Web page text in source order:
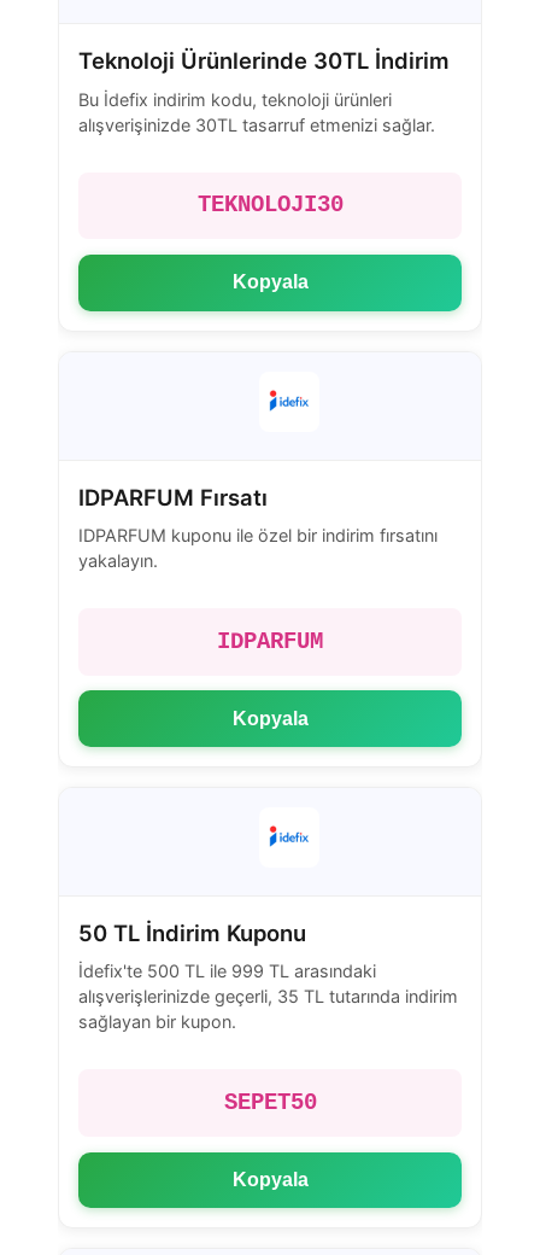
Teknoloji Ürünlerinde 30TL İndirim
Bu İdefix indirim kodu, teknoloji ürünleri
alışverişinizde 30TL tasarruf etmenizi sağlar.
TEKNOLOJI30
Kopyala
IDPARFUM Fırsatı
IDPARFUM kuponu ile özel bir indirim fırsatını
yakalayın.
IDPARFUM
Kopyala
50 TL İndirim Kuponu
İdefix'te 500 TL ile 999 TL arasındaki
alışverişlerinizde geçerli, 35 TL tutarında indirim
sağlayan bir kupon.
SEPET50
Kopyala